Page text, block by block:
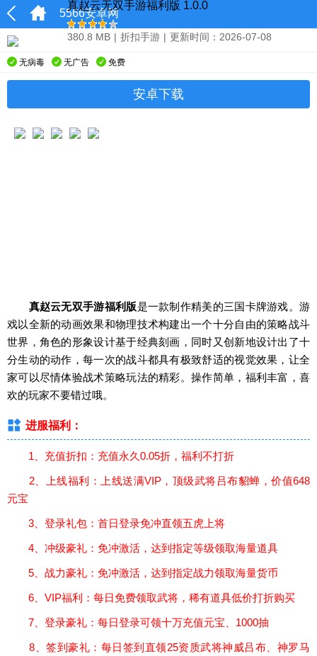
5566安卓网
真赵云无双手游福利版 1.0.0
380.8 MB | 折扣手游 | 更新时间：2026-07-08
无病毒 无广告 免费
安卓下载
真赵云无双手游福利版是一款制作精美的三国卡牌游戏。游
戏以全新的动画效果和物理技术构建出一个十分自由的策略战斗
世界，角色的形象设计基于经典刻画，同时又创新地设计出了十
分生动的动作，每一次的战斗都具有极致舒适的视觉效果，让全
家可以尽情体验战术策略玩法的精彩。操作简单，福利丰富，喜
欢的玩家不要错过哦。
进服福利：
1、充值折扣：充值永久0.05折，福利不打折
2、上线福利：上线送满VIP，顶级武将吕布貂蝉，价值648
元宝
3、登录礼包：首日登录免冲直领五虎上将
4、冲级豪礼：免冲激活，达到指定等级领取海量道具
5、战力豪礼：免冲激活，达到指定战力领取海量货币
6、VIP福利：每日免费领取武将，稀有道具低价打折购买
7、登录豪礼：每日登录可领十万充值元宝、1000抽
8、签到豪礼：每日签到直领25资质武将神威吕布、神罗马